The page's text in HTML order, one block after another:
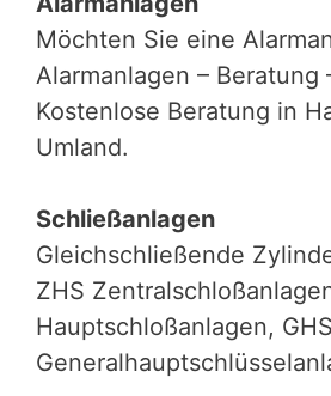
Möchten Sie eine
Alarmanlagen – Beratung
Kostenlose Beratung in
Umland.
Schließanlagen
Gleichschließende
ZHS
Hauptschloßanlagen, GHS